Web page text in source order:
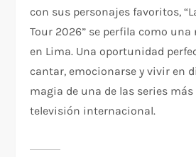
con sus personajes favoritos,
Tour 2026” se perfila como
en Lima. Una oportunidad
cantar, emocionarse y vivir en
magia de una de las series
televisión internacional.